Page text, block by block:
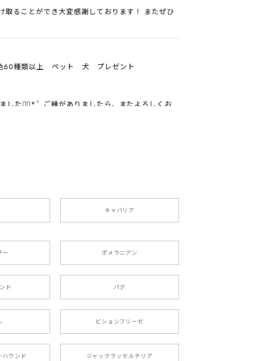
ることができ大変感謝しております！ またぜひ
色60種類以上 ペット 犬 プレゼント
した❁⃘*.ﾟ ご縁がありましたら、またよろしくお
ト 犬 ペット うちの子 犬グッズ
安になりましたが、商品の素敵さでチャラです。
ペット Android対応
キャバリア
ー ポメラニアン
ド パグ
ビションフリーゼ
ハウンド ジャックラッセルテリア